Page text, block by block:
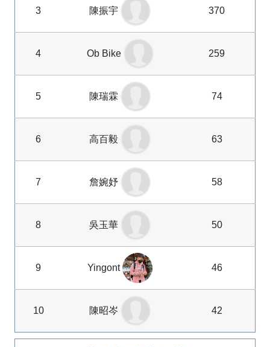
3 陳振宇 370
4 Ob Bike 259
5 陳瑞霖 74
6 高百毅 63
7 詹婉妤 58
8 吳玉華 50
9 Yingont 46
10 陳昭岑 42